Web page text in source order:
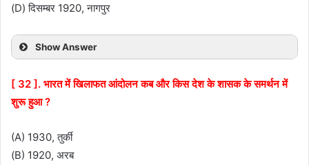
(D) दिसम्बर 1920, नागपुर
Show Answer
[ 32 ]. भारत में खिलाफत आंदोलन कब और किस देश के शासक के समर्थन में
शुरू हुआ ?
(A) 1930, तुर्की
(B) 1920, अरब